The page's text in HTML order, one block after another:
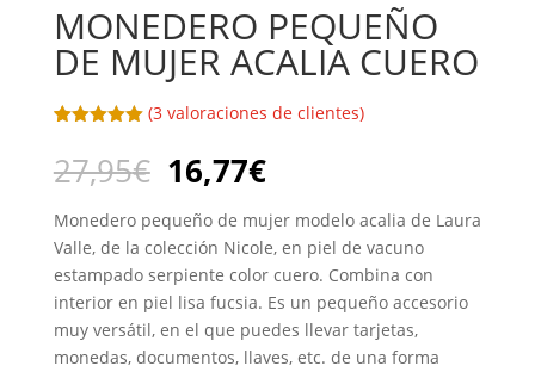
MONEDERO PEQUEÑO
DE MUJER ACALIA CUERO
5 en base
s de
clientes
(3 valoraciones de clientes)
27,95€ 16,77€
Monedero pequeño de mujer modelo acalia de Laura
Valle, de la colección Nicole, en piel de vacuno
estampado serpiente color cuero. Combina con
interior en piel lisa fucsia. Es un pequeño accesorio
muy versátil, en el que puedes llevar tarjetas,
monedas, documentos, llaves, etc. de una forma